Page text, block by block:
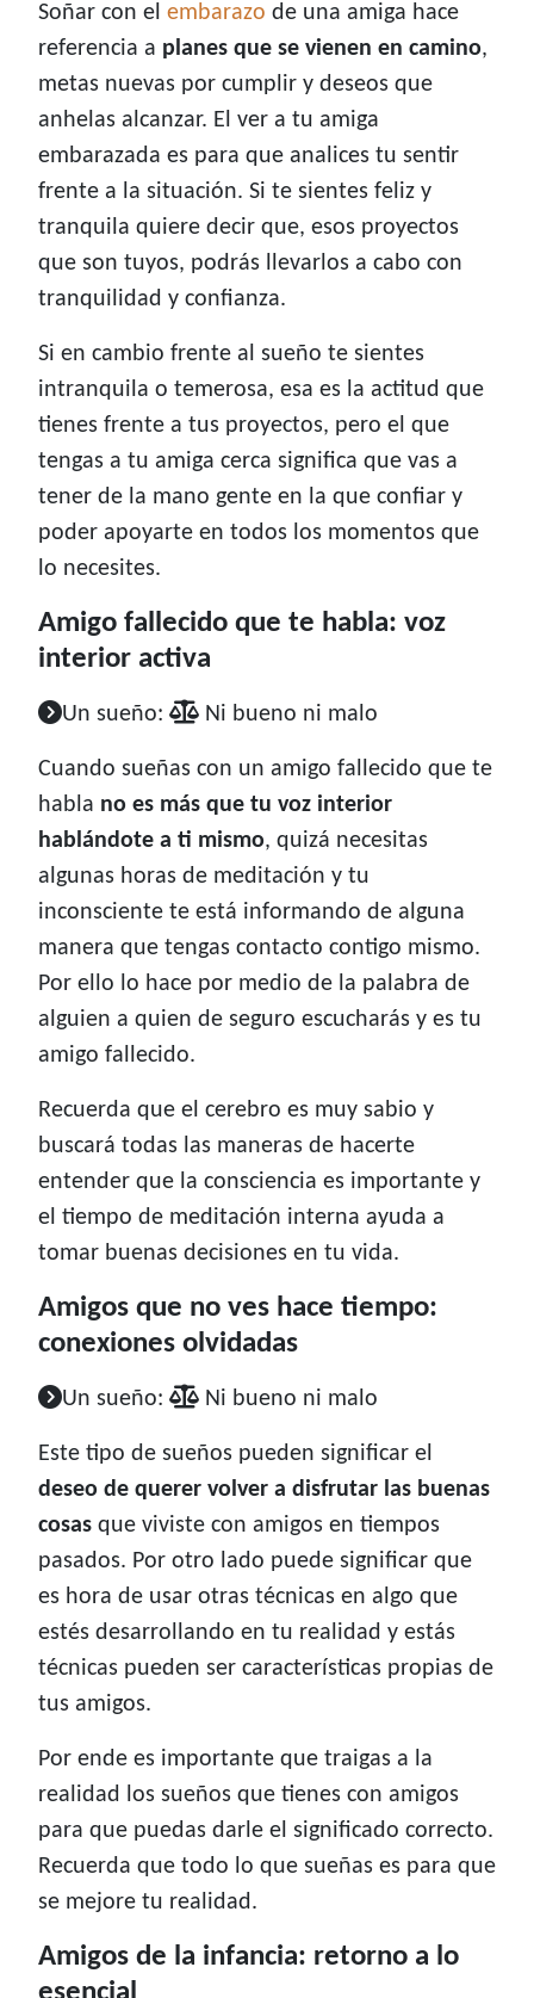
Soñar con el embarazo de una amiga hace
referencia a planes que se vienen en camino,
metas nuevas por cumplir y deseos que
anhelas alcanzar. El ver a tu amiga
embarazada es para que analices tu sentir
frente a la situación. Si te sientes feliz y
tranquila quiere decir que, esos proyectos
que son tuyos, podrás llevarlos a cabo con
tranquilidad y confianza.
Si en cambio frente al sueño te sientes
intranquila o temerosa, esa es la actitud que
tienes frente a tus proyectos, pero el que
tengas a tu amiga cerca significa que vas a
tener de la mano gente en la que confiar y
poder apoyarte en todos los momentos que
lo necesites.
Amigo fallecido que te habla: voz
interior activa
Un sueño: Ni bueno ni malo
Cuando sueñas con un amigo fallecido que te
habla no es más que tu voz interior
hablándote a ti mismo, quizá necesitas
algunas horas de meditación y tu
inconsciente te está informando de alguna
manera que tengas contacto contigo mismo.
Por ello lo hace por medio de la palabra de
alguien a quien de seguro escucharás y es tu
amigo fallecido.
Recuerda que el cerebro es muy sabio y
buscará todas las maneras de hacerte
entender que la consciencia es importante y
el tiempo de meditación interna ayuda a
tomar buenas decisiones en tu vida.
Amigos que no ves hace tiempo:
conexiones olvidadas
Un sueño: Ni bueno ni malo
Este tipo de sueños pueden significar el
deseo de querer volver a disfrutar las buenas
cosas que viviste con amigos en tiempos
pasados. Por otro lado puede significar que
es hora de usar otras técnicas en algo que
estés desarrollando en tu realidad y estás
técnicas pueden ser características propias de
tus amigos.
Por ende es importante que traigas a la
realidad los sueños que tienes con amigos
para que puedas darle el significado correcto.
Recuerda que todo lo que sueñas es para que
se mejore tu realidad.
Amigos de la infancia: retorno a lo